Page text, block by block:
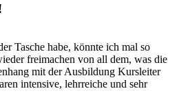
Tasche habe, könnte ich mal so
freimachen von all dem, was die
mit der Ausbildung Kursleiter
intensive, lehrreiche und sehr